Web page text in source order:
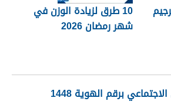
10 طرق لزيادة الوزن في
شهر رمضان 2026
برقم الهوية 1448